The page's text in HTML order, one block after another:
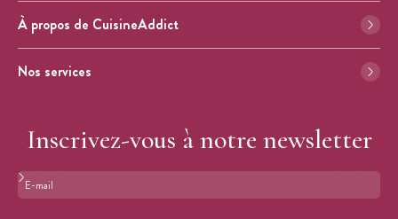
À propos de CuisineAddict
Nos services
Inscrivez-vous à notre newsletter
Format : adresse@email.com